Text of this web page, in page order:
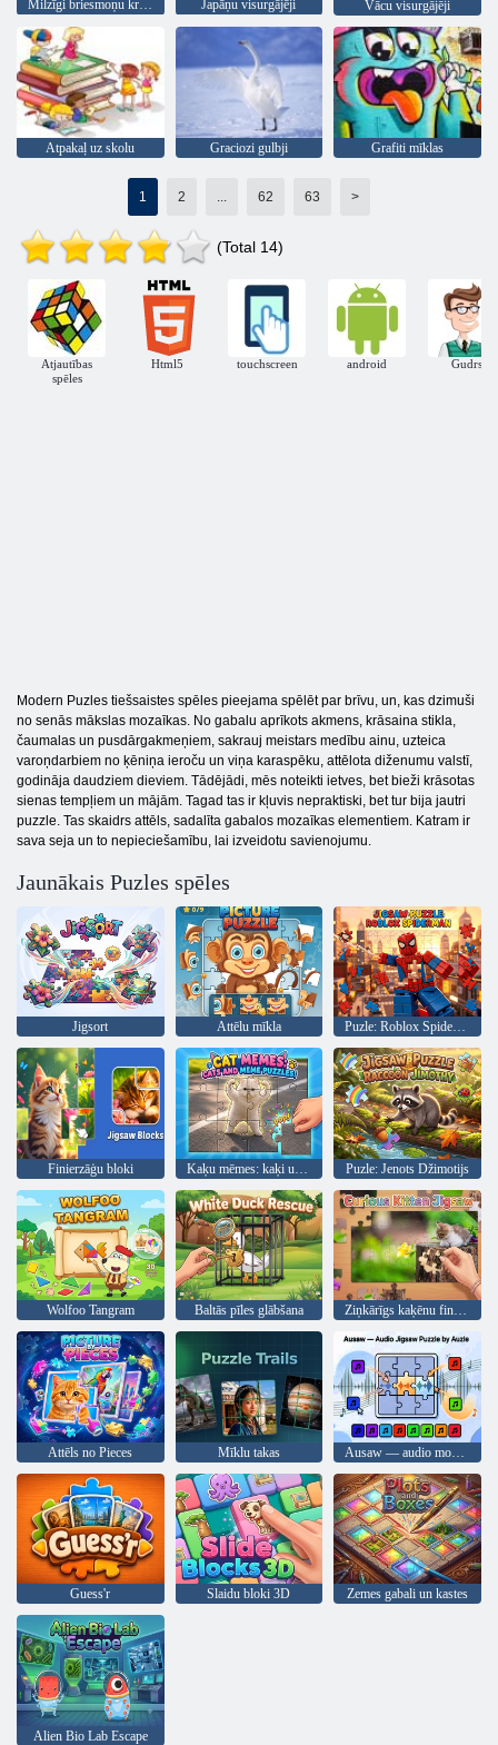
Milzīgi briesmoņu kravas automašīnas Japāņu visurgājēji Vācu visurgājēji
Atpakaļ uz skolu Graciozi gulbji Grafiti mīklas
1 2 ... 62 63 >
(Total 14)
Atjautības
spēles
Html5 touchscreen android Gudrs
Modern Puzles tiešsaistes spēles pieejama spēlēt par brīvu, un, kas dzimuši
no senās mākslas mozaīkas. No gabalu aprīkots akmens, krāsaina stikla,
čaumalas un pusdārgakmeņiem, sakrauj meistars medību ainu, uzteica
varoņdarbiem no ķēniņa ieroču un viņa karaspēku, attēlota diženumu valstī,
godināja daudziem dieviem. Tādējādi, mēs noteikti ietves, bet bieži krāsotas
sienas tempļiem un mājām. Tagad tas ir kļuvis nepraktiski, bet tur bija jautri
puzzle. Tas skaidrs attēls, sadalīta gabalos mozaīkas elementiem. Katram ir
sava seja un to nepieciešamību, lai izveidotu savienojumu.
Jaunākais Puzles spēles
Jigsort Attēlu mīkla Puzle: Roblox Spiderman
Finierzāģu bloki Kaķu mēmes: kaķi un mēmu mīklas! Puzle: Jenots Džimotijs
Wolfoo Tangram Baltās pīles glābšana Ziņkārīgs kaķēnu finierzāģis
Attēls no Pieces Mīklu takas Ausaw — audio mozaīkmīkla, ko piedāvā Auzle
Guess'r Slaidu bloki 3D Zemes gabali un kastes
Alien Bio Lab Escape